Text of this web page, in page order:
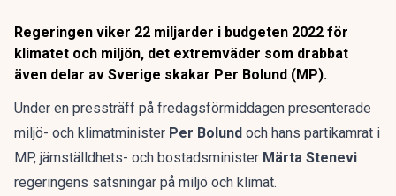
Regeringen viker 22 miljarder i budgeten 2022 för
klimatet och miljön, det extremväder som drabbat
även delar av Sverige skakar Per Bolund (MP).
Under en pressträff på fredagsförmiddagen presenterade
miljö- och klimatminister Per Bolund och hans partikamrat i
MP, jämställdhets- och bostadsminister Märta Stenevi
regeringens satsningar på miljö och klimat.